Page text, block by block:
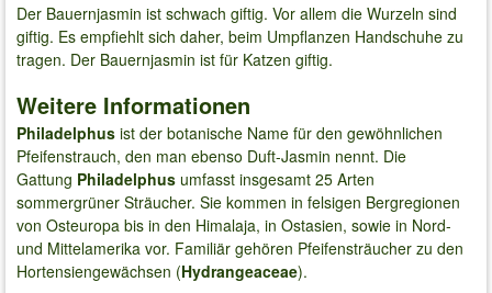
Der Bauernjasmin ist schwach giftig. Vor allem die Wurzeln sind
giftig. Es empfiehlt sich daher, beim Umpflanzen Handschuhe zu
tragen. Der Bauernjasmin ist für Katzen giftig.
Weitere Informationen
Philadelphus ist der botanische Name für den gewöhnlichen
Pfeifenstrauch, den man ebenso Duft-Jasmin nennt. Die
Gattung Philadelphus umfasst insgesamt 25 Arten
sommergrüner Sträucher. Sie kommen in felsigen Bergregionen
von Osteuropa bis in den Himalaja, in Ostasien, sowie in Nord-
und Mittelamerika vor. Familiär gehören Pfeifensträucher zu den
Hortensiengewächsen (Hydrangeaceae).